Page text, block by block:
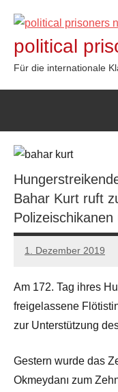
Inhalt
springen
political
Für die internationale
Bahar Kurt ruft
1. Dezember 2019
admin
Am 172. Tag ihres
freigelassene
zur Unterstützung
Gestern wurde das
Okmeydanı zum